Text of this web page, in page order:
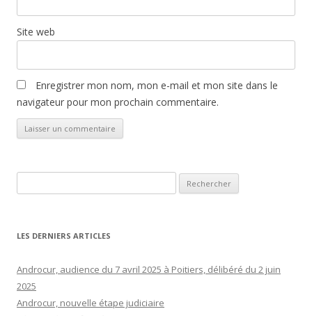
Site web
Enregistrer mon nom, mon e-mail et mon site dans le
navigateur pour mon prochain commentaire.
LES DERNIERS ARTICLES
Androcur, audience du 7 avril 2025 à Poitiers, délibéré du 2 juin
2025
Androcur, nouvelle étape judiciaire